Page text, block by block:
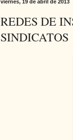
viernes, 19 de abril de 2013
REDES DE
SINDICATOS